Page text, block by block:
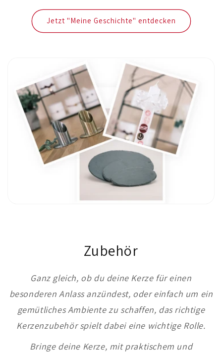
Jetzt "Meine Geschichte" entdecken
Zubehör
Ganz gleich, ob du deine Kerze für einen
besonderen Anlass anzündest, oder einfach um ein
gemütliches Ambiente zu schaffen, das richtige
Kerzenzubehör spielt dabei eine wichtige Rolle.
Bringe deine Kerze, mit praktischem und